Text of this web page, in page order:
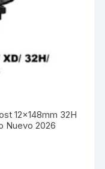
12x148mm 32H
Nuevo 2026